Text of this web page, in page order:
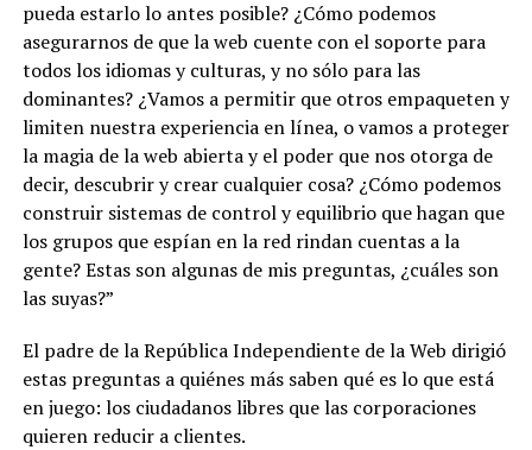
pueda estarlo lo antes posible? ¿Cómo podemos
asegurarnos de que la web cuente con el soporte para
todos los idiomas y culturas, y no sólo para las
dominantes? ¿Vamos a permitir que otros empaqueten y
limiten nuestra experiencia en línea, o vamos a proteger
la magia de la web abierta y el poder que nos otorga de
decir, descubrir y crear cualquier cosa? ¿Cómo podemos
construir sistemas de control y equilibrio que hagan que
los grupos que espían en la red rindan cuentas a la
gente? Estas son algunas de mis preguntas, ¿cuáles son
las suyas?”
El padre de la República Independiente de la Web dirigió
estas preguntas a quiénes más saben qué es lo que está
en juego: los ciudadanos libres que las corporaciones
quieren reducir a clientes.